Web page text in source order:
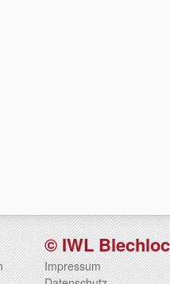
© IWL
Impressum